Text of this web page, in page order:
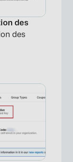
des
des